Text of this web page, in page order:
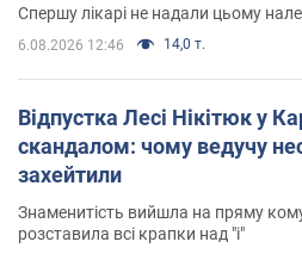
Спершу лікарі не надали цьому
6.08.2026 12:46 14,0 т.
Відпустка Лесі Нікітюк у
скандалом: чому ведучу
захейтили
Знаменитість вийшла на пряму
розставила всі крапки над "і"